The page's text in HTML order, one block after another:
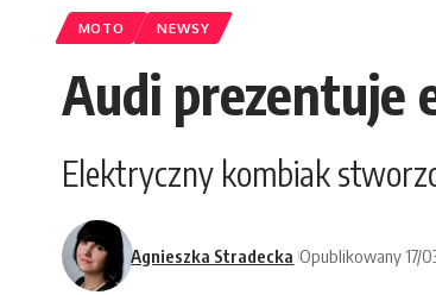
MOTO NEWSY
Audi
Elektryczny kombiak
Agnieszka Stradecka Opublikowany 17/